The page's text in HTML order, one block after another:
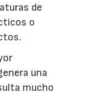
de
o
una
mucho